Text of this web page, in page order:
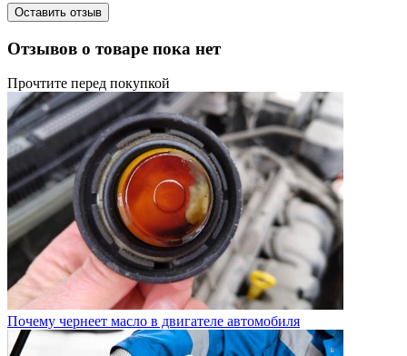
Оставить отзыв
Отзывов о товаре пока нет
Прочтите перед покупкой
Почему чернеет масло в двигателе автомобиля